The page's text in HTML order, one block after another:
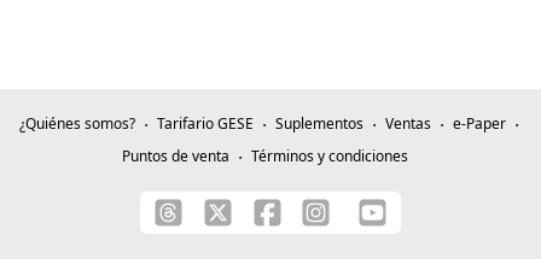
¿Quiénes somos? Tarifario GESE Suplementos Ventas
e-Paper
Puntos de venta
Términos y condiciones